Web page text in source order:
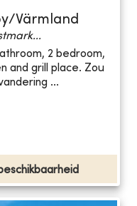
Värmland
2 bedroom,
and grill place. Zou
...